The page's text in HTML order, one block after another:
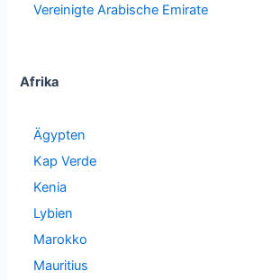
Vereinigte Arabische Emirate
Afrika
Ägypten
Kap Verde
Kenia
Lybien
Marokko
Mauritius